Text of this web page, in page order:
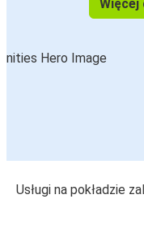
Więcej
Usługi na pokładzie